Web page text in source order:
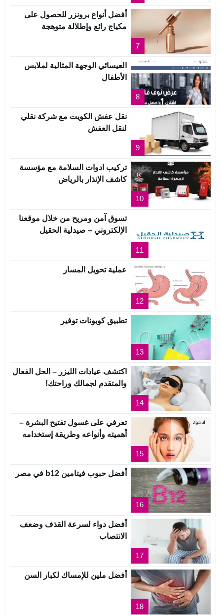
7
أفضل أنواع برونزر للحصول على
مكياج رائع وإطلالة متوهجة
8
العيسائي الوجهة المثالية لملابس
الأطفال
9
نقل عفش الكويت مع شركة نقلي
لنقل العفش
10
تركيب ادوات السلامة مع مؤسسة
كاشف الإنذار بالرياض
11
تسوق آمن ومريح من خلال موقعنا
الإلكتروني – صيدلية الحقيل
12
عملية تحويل المسار
13
تطبيق كوبونات توفير
14
اكتشف عيادات الليزر – الحل الفعال
والمتقدم لجمالك وراحتك!
15
تعرفي على غسول تفتيح البشرة –
أهميته وأنواعه وطريقة إستخدامه
16
أفضل حبوب فيتامين b12 في مصر
17
أفضل دواء لسرعة القذف وضعف
الانتصاب
18
أفضل ملين للإمساك لكبار السن